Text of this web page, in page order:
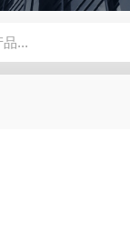
成都漏氯报警